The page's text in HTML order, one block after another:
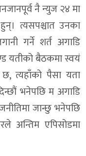
नै न्युज २४ मा
त्यसपश्चात उनका
गर्ने शर्त अगाडि
यतीको बैठकमा स्वयं
त्यहाँको पैसा यता
भनेपछि म अगाडि
जान्छु भनेपछि
अन्तिम एपिसोडमा